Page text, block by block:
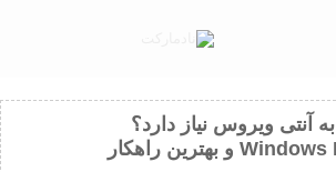
آیا ویندوز 10 و 11 به آنتی ویروس نیاز دارد؟
بررسی Windows Defender و بهترین راهکار